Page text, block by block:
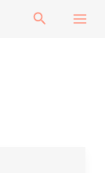
Suchen